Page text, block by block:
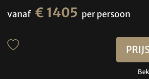
vanaf € 1405 per persoon